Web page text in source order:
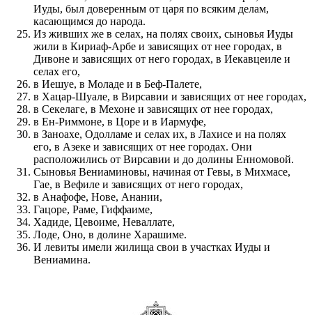
Иуды, был доверенным от царя по всяким делам,
касающимся до народа.
Из живших же в селах, на полях своих, сыновья Иуды
жили в Кириаф-Арбе и зависящих от нее городах, в
Дивоне и зависящих от него городах, в Иекавцеиле и
селах его,
в Иешуе, в Моладе и в Беф-Палете,
в Хацар-Шуале, в Вирсавии и зависящих от нее городах,
в Секелаге, в Мехоне и зависящих от нее городах,
в Ен-Риммоне, в Цоре и в Иармуфе,
в Заноахе, Одолламе и селах их, в Лахисе и на полях
его, в Азеке и зависящих от нее городах. Они
расположились от Вирсавии и до долины Енномовой.
Сыновья Вениаминовы, начиная от Гевы, в Михмасе,
Гае, в Вефиле и зависящих от него городах,
в Анафофе, Нове, Анании,
Гацоре, Раме, Гиффаиме,
Хадиде, Цевоиме, Неваллате,
Лоде, Оно, в долине Харашиме.
И левиты имели жилища свои в участках Иуды и
Вениамина.